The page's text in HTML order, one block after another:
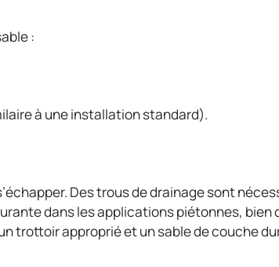
:
à une installation standard).
Des trous de drainage sont
dans les applications piétonnes, bien
trottoir approprié et un sable de couche